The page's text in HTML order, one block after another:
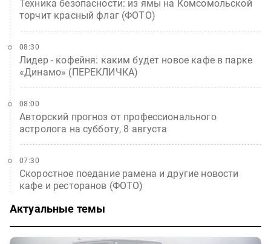
Техника безопасности: из ямы на Комсомольской
торчит красный флаг (ФОТО)
Лидер - кофейня: каким будет новое кафе в парке
«Динамо» (ПЕРЕКЛИЧКА)
08:30
Авторский прогноз от профессионального
астролога на субботу, 8 августа
08:00
Скоростное поедание рамена и другие новости
кафе и ресторанов (ФОТО)
07:30
Актуальные темы